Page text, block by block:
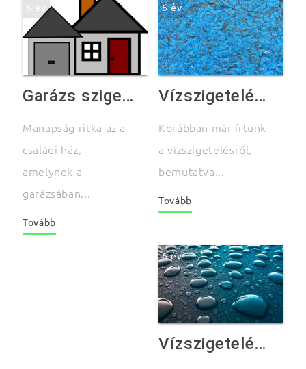
6 év
Garázs szigetelés olcsón, hatékonyan
Manapság ritka az a
családi ház,
amelynek a
garázsában...
Tovább
6 év
Vízszigetelés 2. rész – Néhány szóban a bitumen szigetelésről
Korábban már írtunk
a vízszigetelésről,
bemutatva...
Tovább
6 év
Vízszigetelés 1 rész. – Néhány szóban a téma alapjairól